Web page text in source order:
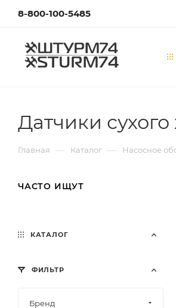
8-800-100-5485
Датчики сухого
Главная — Каталог — Насосное
ЧАСТО ИЩУТ
КАТАЛОГ
ФИЛЬТР
Бренд